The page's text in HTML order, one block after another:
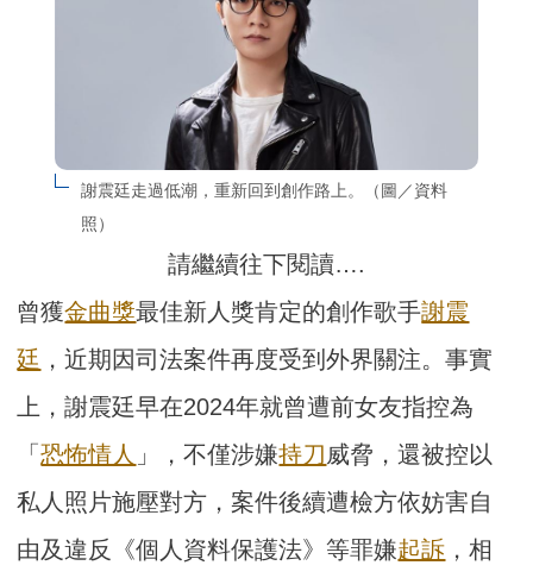
謝震廷走過低潮，重新回到創作路上。（圖／資料
照）
請繼續往下閱讀….
曾獲金曲獎最佳新人獎肯定的創作歌手謝震
廷 ，近期因司法案件再度受到外界關注。事實
上，謝震廷早在2024年就曾遭前女友指控為
「恐怖情人 」，不僅涉嫌持刀威脅，還被控以
私人照片施壓對方，案件後續遭檢方依妨害自
由及違反《個人資料保護法》等罪嫌起訴 ，相